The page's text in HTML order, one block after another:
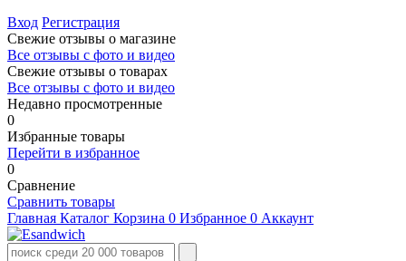
Вход Регистрация
Свежие отзывы о магазине
Все отзывы с фото и видео
Свежие отзывы о товарах
Все отзывы c фото и видео
Недавно просмотренные
0
Избранные товары
Перейти в избранное
0
Сравнение
Сравнить товары
Главная Каталог Корзина 0 Избранное 0 Аккаунт